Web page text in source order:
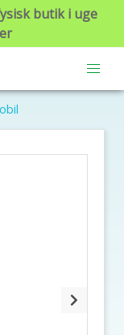
butik i uge